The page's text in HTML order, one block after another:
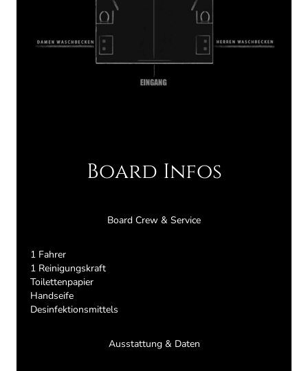
Board Infos
Board Crew & Service
1 Fahrer
1 Reinigungskraft
Toilettenpapier
Handseife
Desinfektionsmittels
Ausstattung​ & Daten